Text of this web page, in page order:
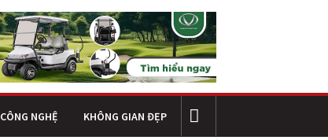
CÔNG NGHỆ KHÔNG GIAN ĐẸP